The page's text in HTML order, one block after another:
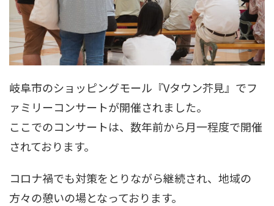
岐阜市のショッピングモール『Vタウン芥見』でフ
ァミリーコンサートが開催されました。
ここでのコンサートは、数年前から月一程度で開催
されております。
コロナ禍でも対策をとりながら継続され、地域の
方々の憩いの場となっております。